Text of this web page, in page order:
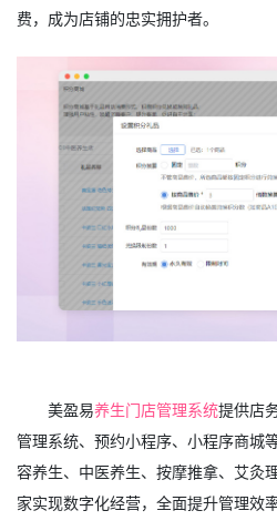
费，成为店铺的忠实拥护者。
美盈易养生门店管理系统提供店
管理系统、预约小程序、小程序商城
容养生、中医养生、按摩推拿、艾灸
家实现数字化经营，全面提升管理效